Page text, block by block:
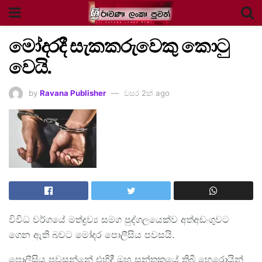
මෝදරදී සැකකරුවෙකු කොටු
වෙයි.
by Ravana Publisher වසර 2ක් ago
විවිධ වර්ගයේ මත්ද්‍රව්‍ය සමග පුද්ගලයෙක්ව අත්අඩංගුවට
ගෙන ඇති බවට මෝදර පොලීසිය පවසයි.
පොලීසිය පවසන්නේ එහිදී ඔහු සන්තකයේ තිබී හෙරොයින්